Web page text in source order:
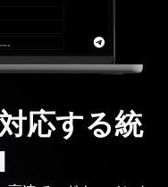
応する統